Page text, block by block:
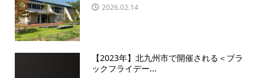
2026.02.14
【2023年】北九州市で開催される＜ブラ
ックフライデー...